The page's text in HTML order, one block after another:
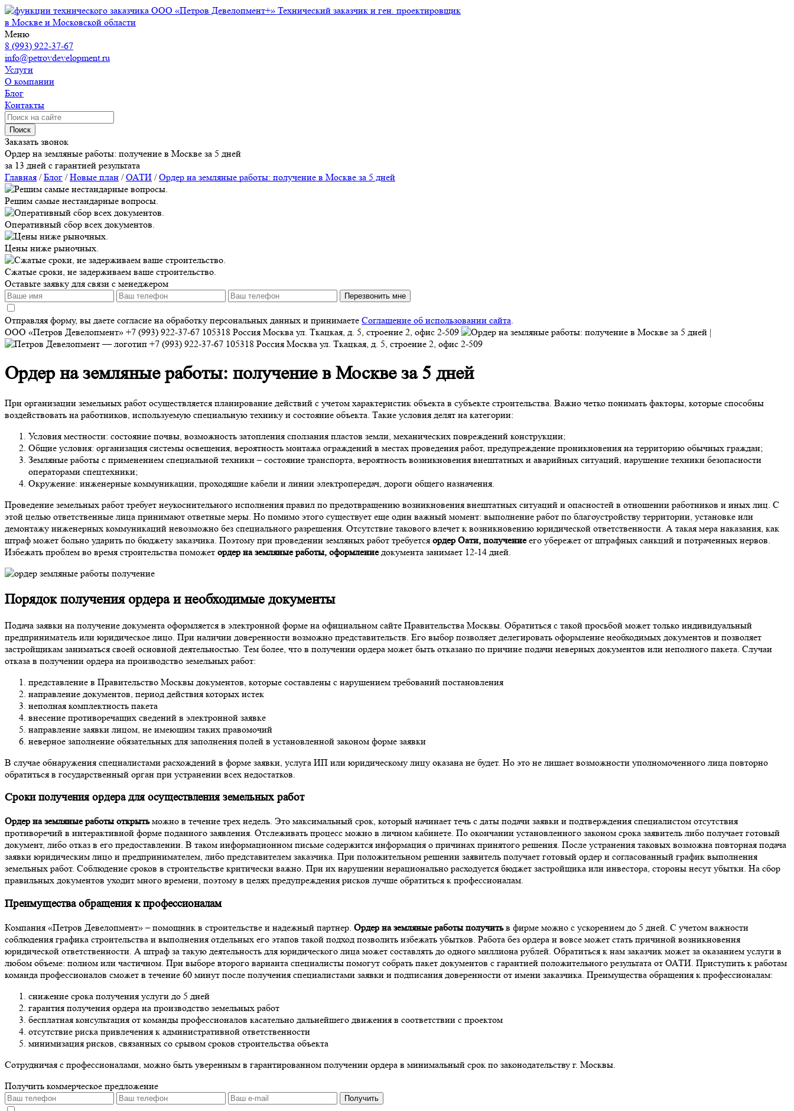
ООО «Петров Девелопмент+» Технический заказчик и ген. проектировщик
в Москве и Московской области
Меню
8 (993) 922-37-67
info@petrovdevelopment.ru
Услуги
О компании
Блог
Контакты
Поиск
Заказать звонок
Ордер на земляные работы: получение в Москве за 5 дней
за 13 дней с гарантией результата
Главная /Блог /Новые план /ОАТИ /Ордер на земляные работы: получение в Москве за 5 дней
Решим самые нестандарные вопросы.
Оперативный сбор всех документов.
Цены ниже рыночных.
Сжатые сроки, не задерживаем ваше строительство.
Оставьте заявку для связи с менеджером
Перезвонить мне
Отправляя форму, вы даете согласие на обработку персональных данных и принимаете Соглашение об использовании сайта.
ООО «Петров Девелопмент» +7 (993) 922-37-67 105318 Россия Москва ул. Ткацкая, д. 5, строение 2, офис 2-509
+7 (993) 922-37-67 105318 Россия Москва ул. Ткацкая, д. 5, строение 2, офис 2-509
Ордер на земляные работы: получение в Москве за 5 дней
При организации земельных работ осуществляется планирование действий с учетом характеристик объекта в субъекте строительства. Важно четко понимать факторы, которые способны
воздействовать на работников, используемую специальную технику и состояние объекта. Такие условия делят на категории:
Условия местности: состояние почвы, возможность затопления сползания пластов земли, механических повреждений конструкции;
Общие условия: организация системы освещения, вероятность монтажа ограждений в местах проведения работ, предупреждение проникновения на территорию обычных граждан;
Земляные работы с применением специальной техники – состояние транспорта, вероятность возникновения внештатных и аварийных ситуаций, нарушение техники безопасности
операторами спецтехники;
Окружение: инженерные коммуникации, проходящие кабели и линии электропередач, дороги общего назначения.
Проведение земельных работ требует неукоснительного исполнения правил по предотвращению возникновения внештатных ситуаций и опасностей в отношении работников и иных лиц. С
этой целью ответственные лица принимают ответные меры. Но помимо этого существует еще один важный момент: выполнение работ по благоустройству территории, установке или
демонтажу инженерных коммуникаций невозможно без специального разрешения. Отсутствие такового влечет к возникновению юридической ответственности. А такая мера наказания, как
штраф может больно ударить по бюджету заказчика. Поэтому при проведении земляных работ требуется ордер Оати, получениеего убережет от штрафных санкций и потраченных нервов.
Избежать проблем во время строительства поможет ордер на земляные работы, оформлениедокумента занимает 12-14 дней.
Порядок получения ордера и необходимые документы
Подача заявки на получение документа оформляется в электронной форме на официальном сайте Правительства Москвы. Обратиться с такой просьбой может только индивидуальный
предприниматель или юридическое лицо. При наличии доверенности возможно представительств. Его выбор позволяет делегировать оформление необходимых документов и позволяет
застройщикам заниматься своей основной деятельностью. Тем более, что в получении ордера может быть отказано по причине подачи неверных документов или неполного пакета. Случаи
отказа в получении ордера на производство земельных работ:
представление в Правительство Москвы документов, которые составлены с нарушением требований постановления
направление документов, период действия которых истек
неполная комплектность пакета
внесение противоречащих сведений в электронной заявке
направление заявки лицом, не имеющим таких правомочий
неверное заполнение обязательных для заполнения полей в установленной законом форме заявки
В случае обнаружения специалистами расхождений в форме заявки, услуга ИП или юридическому лицу оказана не будет. Но это не лишает возможности уполномоченного лица повторно
обратиться в государственный орган при устранении всех недостатков.
Сроки получения ордера для осуществления земельных работ
Ордер на земляные работы открытьможно в течение трех недель. Это максимальный срок, который начинает течь с даты подачи заявки и подтверждения специалистом отсутствия
противоречий в интерактивной форме поданного заявления. Отслеживать процесс можно в личном кабинете. По окончании установленного законом срока заявитель либо получает готовый
документ, либо отказ в его предоставлении. В таком информационном письме содержится информация о причинах принятого решения. После устранения таковых возможна повторная подача
заявки юридическим лицо и предпринимателем, либо представителем заказчика. При положительном решении заявитель получает готовый ордер и согласованный график выполнения
земельных работ. Соблюдение сроков в строительстве критически важно. При их нарушении нерационально расходуется бюджет застройщика или инвестора, стороны несут убытки. На сбор
правильных документов уходит много времени, поэтому в целях предупреждения рисков лучше обратиться к профессионалам.
Преимущества обращения к профессионалам
Компания «Петров Девелопмент» – помощник в строительстве и надежный партнер. Ордер на земляные работы получитьв фирме можно с ускорением до 5 дней. С учетом важности
соблюдения графика строительства и выполнения отдельных его этапов такой подход позволить избежать убытков. Работа без ордера и вовсе может стать причиной возникновения
юридической ответственности. А штраф за такую деятельность для юридического лица может составлять до одного миллиона рублей. Обратиться к нам заказчик может за оказанием услуги в
любом объеме: полном или частичном. При выборе второго варианта специалисты помогут собрать пакет документов с гарантией положительного результата от ОАТИ. Приступить к работам
команда профессионалов сможет в течение 60 минут после получения специалистами заявки и подписания доверенности от имени заказчика. Преимущества обращения к профессионалам:
снижение срока получения услуги до 5 дней
гарантия получения ордера на производство земельных работ
бесплатная консультация от команды профессионалов касательно дальнейшего движения в соответствии с проектом
отсутствие риска привлечения к административной ответственности
минимизация рисков, связанных со срывом сроков строительства объекта
Сотрудничая с профессионалами, можно быть уверенным в гарантированном получении ордера в минимальный срок по законодательству г. Москвы.
Получить коммерческое предложение
Получить